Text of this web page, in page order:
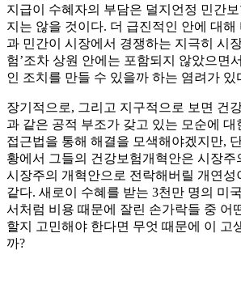
지급이 수혜자의 부담은 덜지언정 민간
지는 않을 것이다. 더 급진적인 안에 대해
과 민간이 시장에서 경쟁하는 지극히 시
험’조차 상원 안에는 포함되지 않았으면
인 조치를 만들 수 있을까 하는 염려가 있
장기적으로, 그리고 지구적으로 보면 건
과 같은 공적 부조가 갖고 있는 모순에 대
접근법을 통해 해결을 모색해야겠지만,
황에서 그들의 건강보험개혁안은 시장주
시장주의 개혁안으로 전락해버릴 개연성
같다. 새로이 수혜를 받는 3천만 명의 미
서처럼 비용 때문에 잘린 손가락들 중 어
할지 고민해야 한다면 무엇 때문에 이 고
까?